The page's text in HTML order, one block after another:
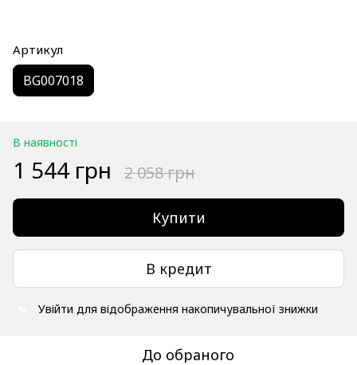
Артикул
BG007018
В наявності
1 544 грн 2 058 грн
Купити
В кредит
Увійти для відображення накопичувальної знижки
До обраного